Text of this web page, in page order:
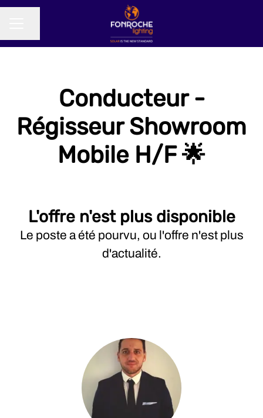
Conducteur -
Régisseur Showroom
Mobile H/F 🌟
L'offre n'est plus disponible
Le poste a été pourvu, ou l'offre n'est plus
d'actualité.